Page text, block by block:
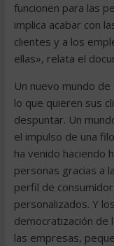
funcionen para las
implica acabar con
clientes y a los
ellas», relata el
Un nuevo mundo
lo que quieren sus
despuntar. Un
el impulso de una
ha venido haciendo
personas gracias a
perfil de
personalizados. Y
democratización de
las empresas,